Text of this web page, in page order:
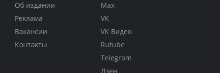
Об издании
Реклама
Вакансии
Контакты
Max
VK
VK Видео
Rutube
Telegram
Дзен